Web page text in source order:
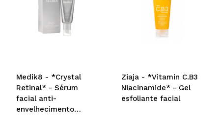
Medik8 - *Crystal
Retinal* - Sérum
facial anti-
envelhecimento
Ziaja - *Vitamin C.B3
Niacinamide* - Gel
esfoliante facial